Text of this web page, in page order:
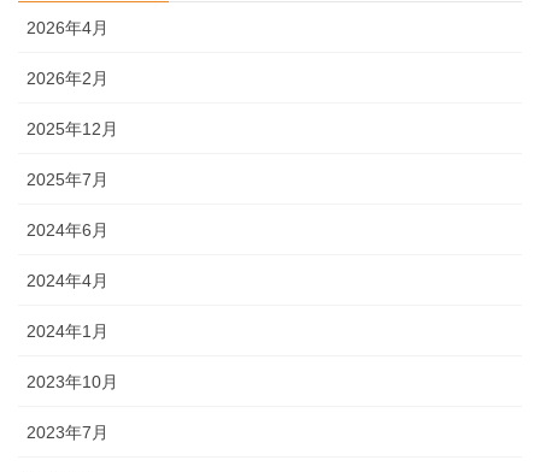
2026年4月
2026年2月
2025年12月
2025年7月
2024年6月
2024年4月
2024年1月
2023年10月
2023年7月